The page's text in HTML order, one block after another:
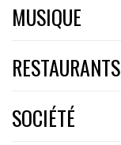
MUSIQUE
RESTAURANTS
SOCIÉTÉ